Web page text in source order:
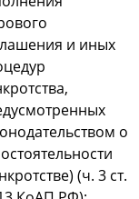
и иных
o
(ч. 3 cт.